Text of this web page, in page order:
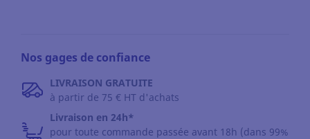
Nos gages de confiance
LIVRAISON GRATUITE
à partir de 75 € HT d'achats
Livraison en 24h*
pour toute commande passée avant 18h (dans 99%